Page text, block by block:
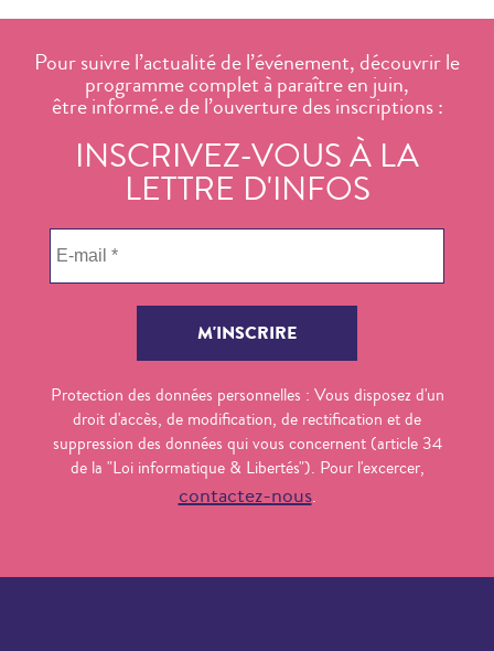
Pour suivre l’actualité de l’événement, découvrir le
programme complet à paraître en juin,
être informé.e de l’ouverture des inscriptions :
INSCRIVEZ-VOUS À LA
LETTRE D'INFOS
*
Protection des données personnelles : Vous disposez d'un
droit d'accès, de modification, de rectification et de
suppression des données qui vous concernent (article 34
de la "Loi informatique & Libertés"). Pour l'excercer,
contactez-nous.